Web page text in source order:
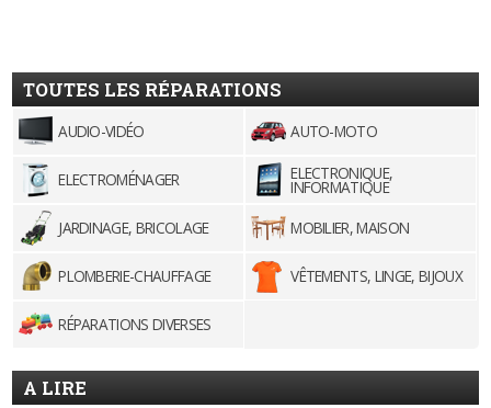
TOUTES LES RÉPARATIONS
AUDIO-VIDÉO AUTO-MOTO
ELECTROMÉNAGER ELECTRONIQUE,
INFORMATIQUE
JARDINAGE, BRICOLAGE
MOBILIER, MAISON
PLOMBERIE-CHAUFFAGE VÊTEMENTS, LINGE, BIJOUX
RÉPARATIONS DIVERSES
A LIRE